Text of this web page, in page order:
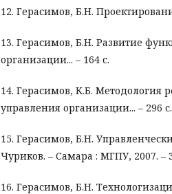
12. Герасимов, Б.Н.
13. Герасимов, Б.Н. Развитие
организации... – 164 с.
14. Герасимов, К.Б. Методология
управления организации... – 296 с.
15. Герасимов, Б.Н.
Чуриков. – Самара : МГПУ, 2007. –
16. Герасимов, Б.Н.